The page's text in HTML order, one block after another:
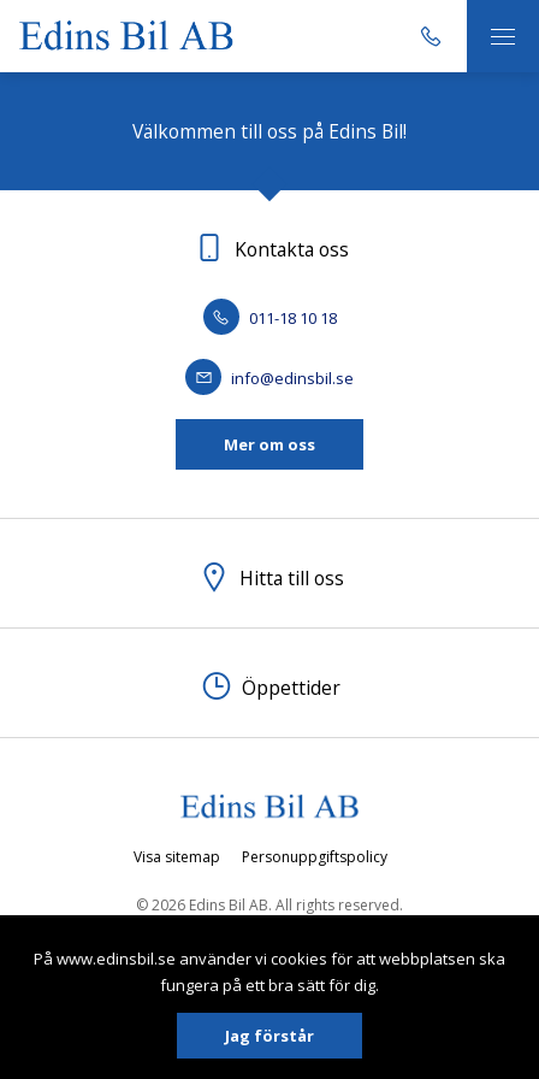
På www.edinsbil.se använder vi cookies för att webbplatsen ska
fungera på ett bra sätt för dig.
Jag förstår
Välkommen till oss på Edins Bil!
Kontakta oss
011-18 10 18
info@edinsbil.se
Mer om oss
Hitta till oss
Öppettider
© 2026 Edins Bil AB. All rights reserved.
Visa sitemap Personuppgiftspolicy